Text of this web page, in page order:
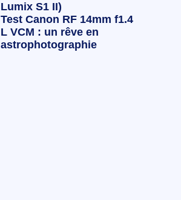
Lumix S1 II)
Test Canon RF 14mm f1.4
L VCM : un rêve en
astrophotographie